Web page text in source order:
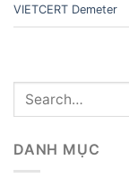
VIETCERT Demeter
DANH MỤC